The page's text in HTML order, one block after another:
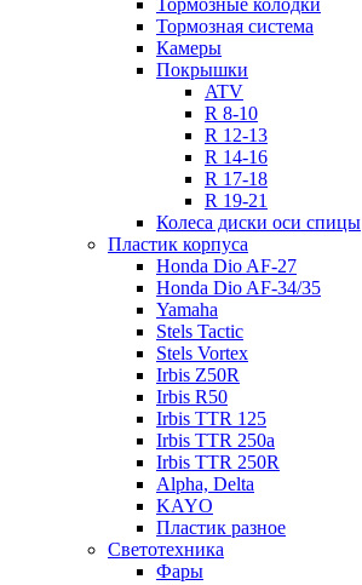
Тормозные колодки
Тормозная система
Камеры
Покрышки
ATV
R 8-10
R 12-13
R 14-16
R 17-18
R 19-21
Колеса диски оси спицы
Пластик корпуса
Honda Dio AF-27
Honda Dio AF-34/35
Yamaha
Stels Tactic
Stels Vortex
Irbis Z50R
Irbis R50
Irbis TTR 125
Irbis TTR 250a
Irbis TTR 250R
Alpha, Delta
KAYO
Пластик разное
Светотехника
Фары